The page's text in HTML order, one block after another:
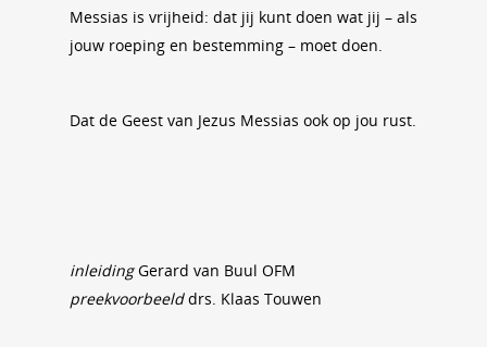
Messias is vrijheid: dat jij kunt doen wat jij – als
jouw roeping en bestemming – moet doen.
Dat de Geest van Jezus Messias ook op jou rust.
inleidingGerard van Buul OFM
preekvoorbeelddrs. Klaas Touwen